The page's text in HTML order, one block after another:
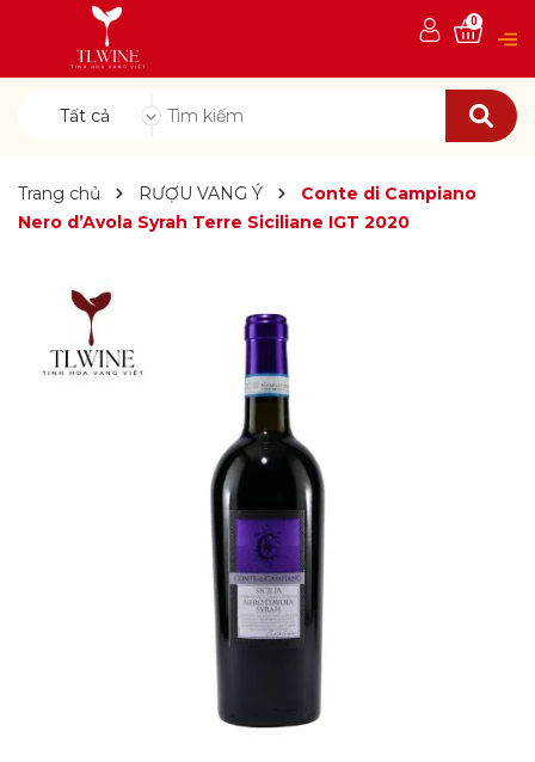
Tất cả
0
Trang chủ RƯỢU VANG Ý
Conte di Campiano
Nero d’Avola Syrah Terre Siciliane IGT 2020